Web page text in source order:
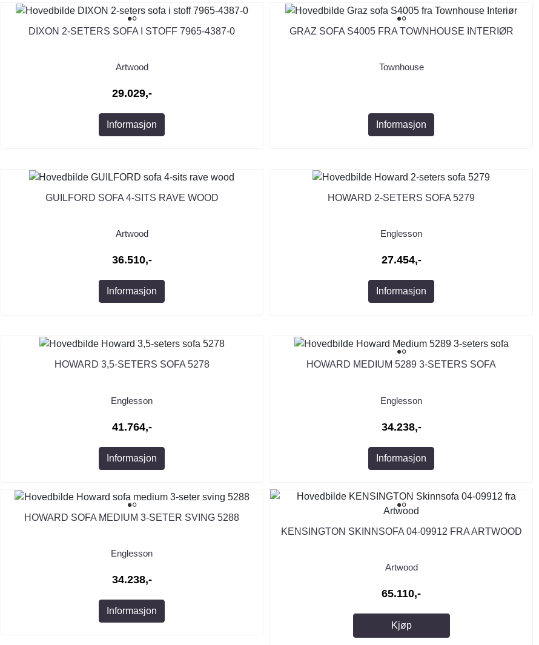
DIXON 2-SETERS SOFA I STOFF 7965-4387-0
Artwood
29.029,-
Informasjon
GRAZ SOFA S4005 FRA TOWNHOUSE INTERIØR
Townhouse
Informasjon
GUILFORD SOFA 4-SITS RAVE WOOD
Artwood
36.510,-
Informasjon
HOWARD 2-SETERS SOFA 5279
Englesson
27.454,-
Informasjon
HOWARD 3,5-SETERS SOFA 5278
Englesson
41.764,-
Informasjon
HOWARD MEDIUM 5289 3-SETERS SOFA
Englesson
34.238,-
Informasjon
HOWARD SOFA MEDIUM 3-SETER SVING 5288
Englesson
34.238,-
Informasjon
KENSINGTON SKINNSOFA 04-09912 FRA ARTWOOD
Artwood
65.110,-
Kjøp